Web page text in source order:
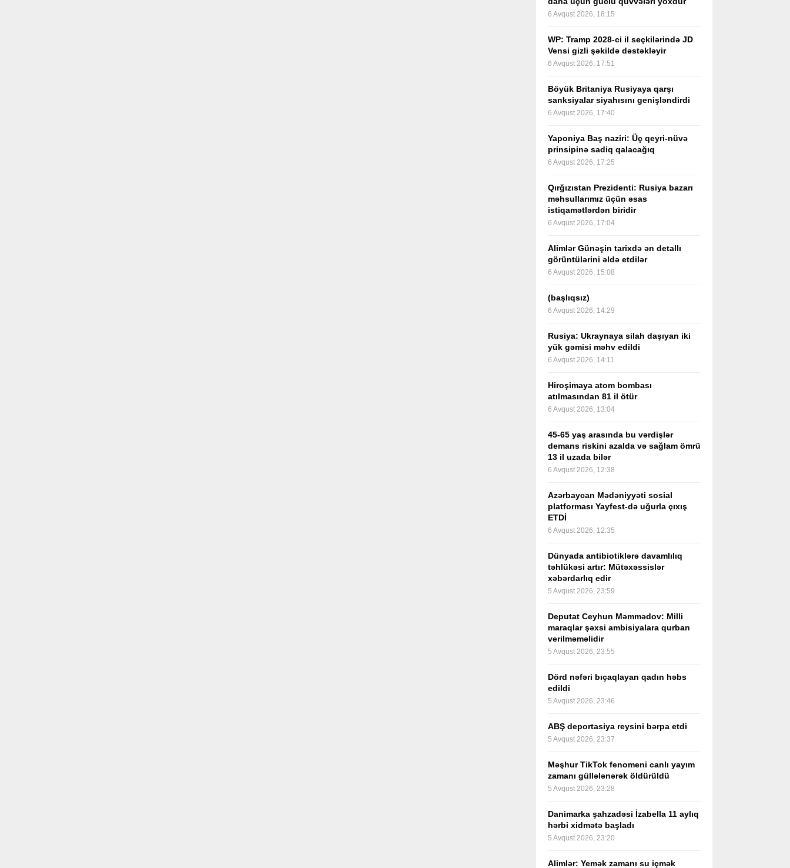
6 Avqust 2026, 18:15
WP: Tramp 2028-ci il seçkilərində JD
Vensi gizli şəkildə dəstəkləyir
6 Avqust 2026, 17:51
Böyük Britaniya Rusiyaya qarşı
sanksiyalar siyahısını genişləndirdi
6 Avqust 2026, 17:40
Yaponiya Baş naziri: Üç qeyri-nüvə
prinsipinə sadiq qalacağıq
6 Avqust 2026, 17:25
Qırğızıstan Prezidenti: Rusiya bazarı
məhsullarımız üçün əsas
istiqamətlərdən biridir
6 Avqust 2026, 17:04
Alimlər Günəşin tarixdə ən detallı
görüntülərini əldə etdilər
6 Avqust 2026, 15:08
(başlıqsız)
6 Avqust 2026, 14:29
Rusiya: Ukraynaya silah daşıyan iki
yük gəmisi məhv edildi
6 Avqust 2026, 14:11
Hiroşimaya atom bombası
atılmasından 81 il ötür
6 Avqust 2026, 13:04
45-65 yaş arasında bu vərdişlər
demans riskini azalda və sağlam ömrü
13 il uzada bilər
6 Avqust 2026, 12:38
Azərbaycan Mədəniyyəti sosial
platforması Yayfest-də uğurla çıxış
ETDİ
6 Avqust 2026, 12:35
Dünyada antibiotiklərə davamlılıq
təhlükəsi artır: Mütəxəssislər
xəbərdarlıq edir
5 Avqust 2026, 23:59
Deputat Ceyhun Məmmədov: Milli
maraqlar şəxsi ambisiyalara qurban
verilməməlidir
5 Avqust 2026, 23:55
Dörd nəfəri bıçaqlayan qadın həbs
edildi
5 Avqust 2026, 23:46
ABŞ deportasiya reysini bərpa etdi
5 Avqust 2026, 23:37
Məşhur TikTok fenomeni canlı yayım
zamanı güllələnərək öldürüldü
5 Avqust 2026, 23:28
Danimarka şahzadəsi İzabella 11 aylıq
hərbi xidmətə başladı
5 Avqust 2026, 23:20
Alimlər: Yemək zamanı su içmək